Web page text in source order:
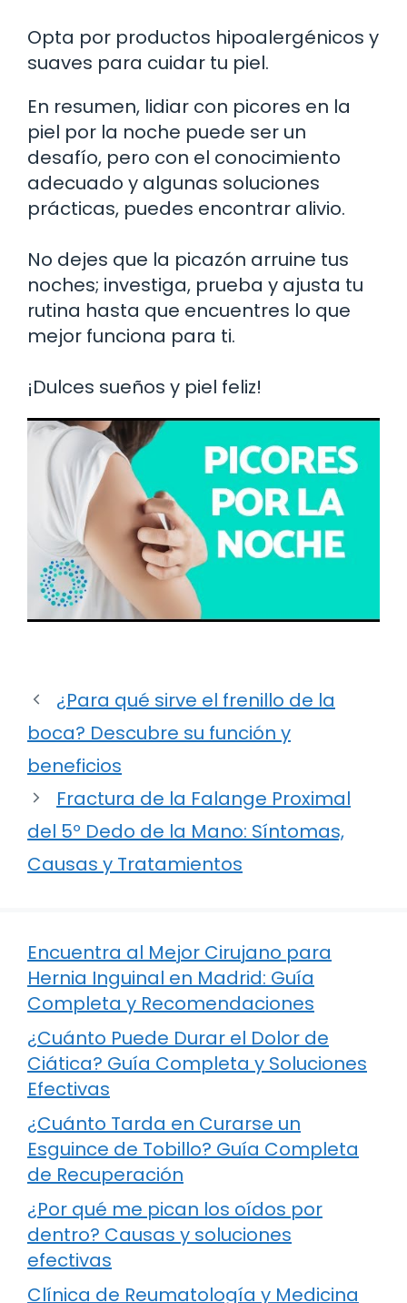
Opta por productos hipoalergénicos y
suaves para cuidar tu piel.
En resumen, lidiar con picores en la
piel por la noche puede ser un
desafío, pero con el conocimiento
adecuado y algunas soluciones
prácticas, puedes encontrar alivio.
No dejes que la picazón arruine tus
noches; investiga, prueba y ajusta tu
rutina hasta que encuentres lo que
mejor funciona para ti.
¡Dulces sueños y piel feliz!
¿Para qué sirve el frenillo de la
boca? Descubre su función y
beneficios
Fractura de la Falange Proximal
del 5º Dedo de la Mano: Síntomas,
Causas y Tratamientos
Encuentra al Mejor Cirujano para
Hernia Inguinal en Madrid: Guía
Completa y Recomendaciones
¿Cuánto Puede Durar el Dolor de
Ciática? Guía Completa y Soluciones
Efectivas
¿Cuánto Tarda en Curarse un
Esguince de Tobillo? Guía Completa
de Recuperación
¿Por qué me pican los oídos por
dentro? Causas y soluciones
efectivas
Clínica de Reumatología y Medicina